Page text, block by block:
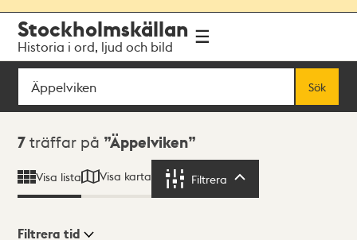
navigationen
huvudinnehållet
Stockholmskällan
Historia i ord, ljud och bild
Sök
Sök
Sökresultat
7 träffar på Äppelviken
Visa lista Visa karta Filtrera
Filtrera tid